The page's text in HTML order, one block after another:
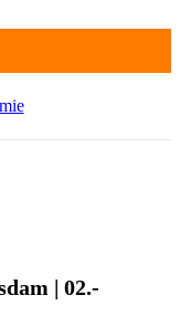
| 02.-